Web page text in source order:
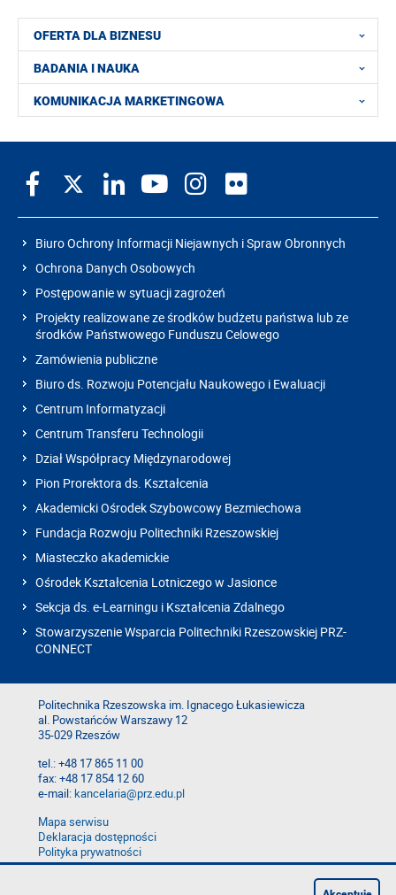
OFERTA DLA BIZNESU
BADANIA I NAUKA
KOMUNIKACJA MARKETINGOWA
Biuro Ochrony Informacji Niejawnych i Spraw Obronnych
Ochrona Danych Osobowych
Postępowanie w sytuacji zagrożeń
Projekty realizowane ze środków budżetu państwa lub ze
środków Państwowego Funduszu Celowego
Zamówienia publiczne
Biuro ds. Rozwoju Potencjału Naukowego i Ewaluacji
Centrum Informatyzacji
Centrum Transferu Technologii
Dział Współpracy Międzynarodowej
Pion Prorektora ds. Kształcenia
Akademicki Ośrodek Szybowcowy Bezmiechowa
Fundacja Rozwoju Politechniki Rzeszowskiej
Miasteczko akademickie
Ośrodek Kształcenia Lotniczego w Jasionce
Sekcja ds. e-Learningu i Kształcenia Zdalnego
Stowarzyszenie Wsparcia Politechniki Rzeszowskiej PRZ-
CONNECT
Politechnika Rzeszowska im. Ignacego Łukasiewicza
al. Powstańców Warszawy 12
35-029 Rzeszów
tel.: +48 17 865 11 00
fax: +48 17 854 12 60
e-mail:kancelaria@prz.edu.pl
Mapa serwisu
Deklaracja dostępności
Polityka prywatności
Zgłoś błąd na stronie